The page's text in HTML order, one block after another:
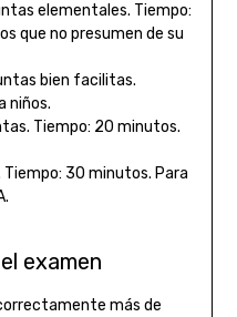
elementales. Tiempo:
que no presumen de su
bien facilitas.
niños.
Tiempo: 20 minutos.
Tiempo: 30 minutos. Para
examen
correctamente más de